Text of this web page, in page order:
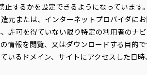
するかを設定できるようになっていま
元または、インターネットプロバイダ
許可を得ていない限り特定の利用者のナ
情報を閲覧、又はダウンロードする目的
いるドメイン、サイトにアクセスした日